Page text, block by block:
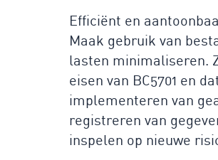
Efficiënt en
Maak gebruik van
lasten minimaliseren.
eisen van BC5701 en
implementeren van
registreren van
inspelen op nieuwe